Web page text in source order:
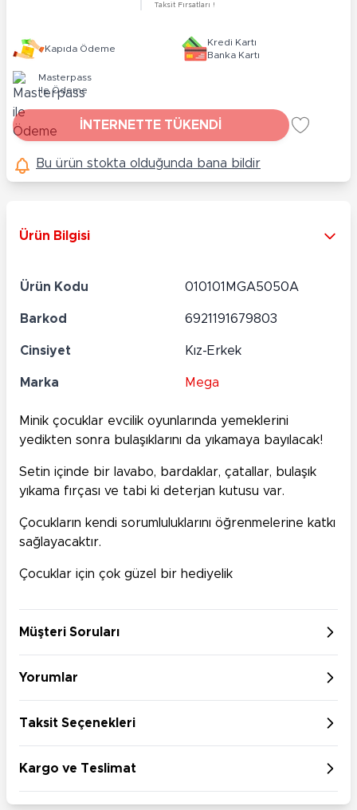
Taksit Fırsatları !
Kapıda Ödeme
Kredi Kartı
Banka Kartı
Masterpass
ile Ödeme
İNTERNETTE TÜKENDİ
Bu ürün stokta olduğunda bana bildir
Ürün Bilgisi
Ürün Kodu 010101MGA5050A
Barkod 6921191679803
Cinsiyet Kız-Erkek
Marka Mega
Minik çocuklar evcilik oyunlarında yemeklerini
yedikten sonra bulaşıklarını da yıkamaya bayılacak!
Setin içinde bir lavabo, bardaklar, çatallar, bulaşık
yıkama fırçası ve tabi ki deterjan kutusu var.
Çocukların kendi sorumluluklarını öğrenmelerine katkı
sağlayacaktır.
Çocuklar için çok güzel bir hediyelik
Müşteri Soruları
Yorumlar
Taksit Seçenekleri
Kargo ve Teslimat